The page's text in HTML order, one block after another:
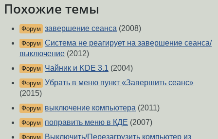
Похожие темы
Форум завершение сеанса (2008)
Форум Система не реагирует на завершение сеанса/
выключение (2012)
Форум Чайник и KDE 3.1 (2004)
Форум Убрать в меню пункт «Завершить сеанс»
(2015)
Форум выключение компьютера (2011)
Форум поправить меню в КДЕ (2007)
Форум Выключить/Перезагрузить компьютер из